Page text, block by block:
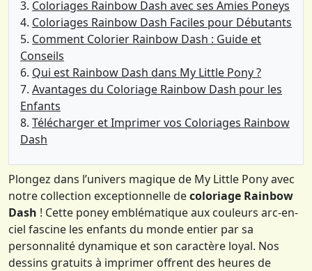
Coloriages Rainbow Dash avec ses Amies Poneys
Coloriages Rainbow Dash Faciles pour Débutants
Comment Colorier Rainbow Dash : Guide et
Conseils
Qui est Rainbow Dash dans My Little Pony ?
Avantages du Coloriage Rainbow Dash pour les
Enfants
Télécharger et Imprimer vos Coloriages Rainbow
Dash
Plongez dans l’univers magique de My Little Pony avec
notre collection exceptionnelle decoloriage Rainbow
Dash ! Cette poney emblématique aux couleurs arc-en-
ciel fascine les enfants du monde entier par sa
personnalité dynamique et son caractère loyal. Nos
dessins gratuits à imprimer offrent des heures de